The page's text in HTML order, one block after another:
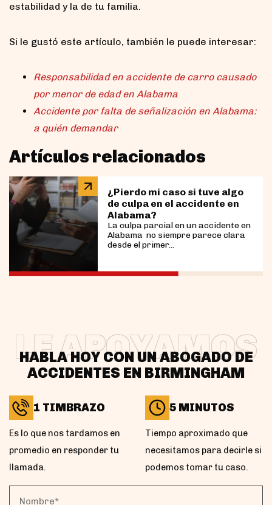
estabilidad y la de tu familia.
Si le gustó este artículo, también le puede interesar:
Responsabilidad en accidente de carro causado
por menor de edad en Alabama
Accidente por falta de señalización en Alabama:
a quién demandar
Artículos relacionados
¿Pierdo mi caso si tuve algo
de culpa en el accidente en
Alabama?
La culpa parcial en un accidente en
Alabama no siempre parece clara
desde el primer...
HABLA HOY CON UN ABOGADO DE
ACCIDENTES EN BIRMINGHAM
LE APOYAMOS
1 TIMBRAZO
Es lo que nos tardamos en
promedio en responder tu
llamada.
5 MINUTOS
Tiempo aproximado que
necesitamos para decirle si
podemos tomar tu caso.